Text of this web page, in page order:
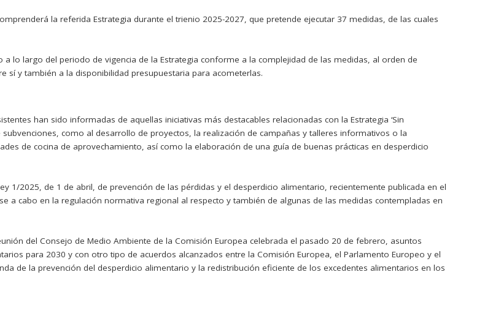
la referida Estrategia durante el trienio 2025-2027, que pretende ejecutar 37 medidas, de las cuales
lo largo del periodo de vigencia de la Estrategia conforme a la complejidad de las medidas, al orden de
sí y también a la disponibilidad presupuestaria para acometerlas.
han sido informadas de aquellas iniciativas más destacables relacionadas con la Estrategia ‘Sin
como al desarrollo de proyectos, la realización de campañas y talleres informativos o la
de cocina de aprovechamiento, así como la elaboración de una guía de buenas prácticas en desperdicio
1/2025, de 1 de abril, de prevención de las pérdidas y el desperdicio alimentario, recientemente publicada en el
a cabo en la regulación normativa regional al respecto y también de algunas de las medidas contempladas en
del Consejo de Medio Ambiente de la Comisión Europea celebrada el pasado 20 de febrero, asuntos
para 2030 y con otro tipo de acuerdos alcanzados entre la Comisión Europea, el Parlamento Europeo y el
de la prevención del desperdicio alimentario y la redistribución eficiente de los excedentes alimentarios en los